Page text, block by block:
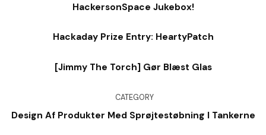
HackersonSpace Jukebox!
Hackaday Prize Entry: HeartyPatch
[Jimmy The Torch] Gør Blæst Glas
CATEGORY
Design Af Produkter Med Sprøjtestøbning I Tankerne